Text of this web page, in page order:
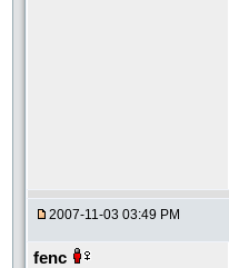
2007-11-03 03:49 PM
fenc